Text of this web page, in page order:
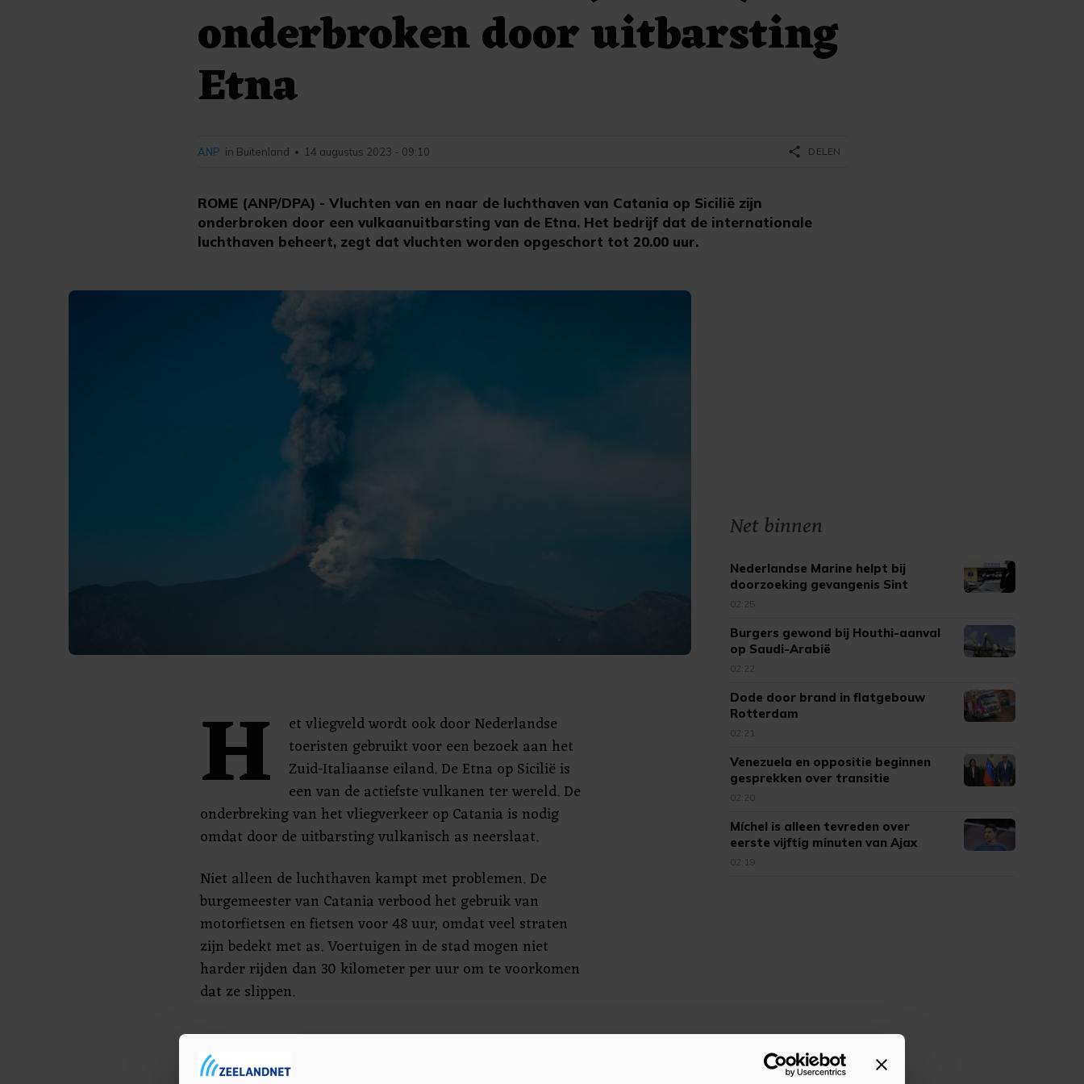
onderbroken door uitbarsting
Etna
ROME (ANP/DPA) - Vluchten van en naar de luchthaven van Catania op Sicilië zijn
onderbroken door een vulkaanuitbarsting van de Etna. Het bedrijf dat de internationale
luchthaven beheert, zegt dat vluchten worden opgeschort tot 20.00 uur.
ANP in Buitenland • 14 augustus 2023 - 09:10 share DELEN
H
et vliegveld wordt ook door Nederlandse
toeristen gebruikt voor een bezoek aan het
Zuid-Italiaanse eiland. De Etna op Sicilië is
een van de actiefste vulkanen ter wereld. De
onderbreking van het vliegverkeer op Catania is nodig
omdat door de uitbarsting vulkanisch as neerslaat.
Niet alleen de luchthaven kampt met problemen. De
burgemeester van Catania verbood het gebruik van
motorfietsen en fietsen voor 48 uur, omdat veel straten
zijn bedekt met as. Voertuigen in de stad mogen niet
harder rijden dan 30 kilometer per uur om te voorkomen
dat ze slippen.
Net binnen
Nederlandse Marine helpt bij
doorzoeking gevangenis Sint
Maarten
02:25
Burgers gewond bij Houthi-aanval
op Saudi-Arabië
02:22
Dode door brand in flatgebouw
Rotterdam
02:21
Venezuela en oppositie beginnen
gesprekken over transitie
02:20
Míchel is alleen tevreden over
eerste vijftig minuten van Ajax
02:19